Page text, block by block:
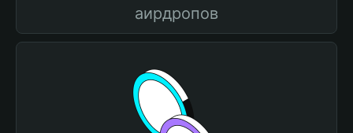
аирдропов